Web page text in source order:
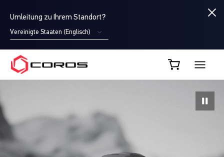
Umleitung zu Ihrem Standort?
Vereinigte Staaten (Englisch)
COROS DE